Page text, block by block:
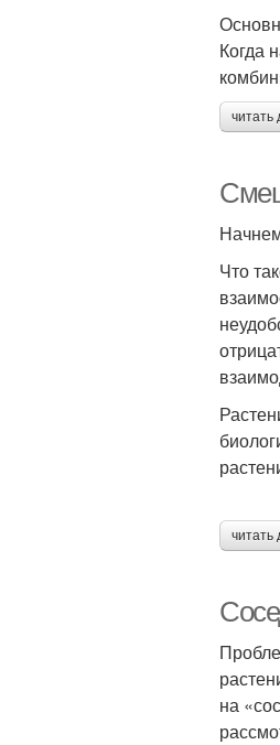
Когда
Что
на